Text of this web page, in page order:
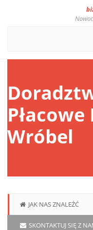
Wróbel
JAK NAS ZNALEŹĆ
SKONTAKTUJ SIĘ Z